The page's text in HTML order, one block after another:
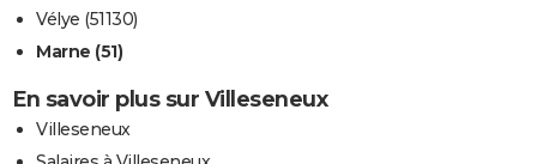
Vélye (51130)
Marne (51)
En savoir plus sur Villeseneux
Villeseneux